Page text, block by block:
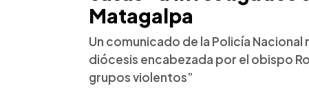
Matagalpa
Un comunicado de la Policía
diócesis encabezada por el obispo
grupos violentos”